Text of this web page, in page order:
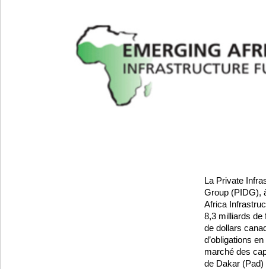
La Private
Group (PIDG),
Africa
8,3 milliards de
de dollars
d’obligations
marché des
de Dakar (Pad)